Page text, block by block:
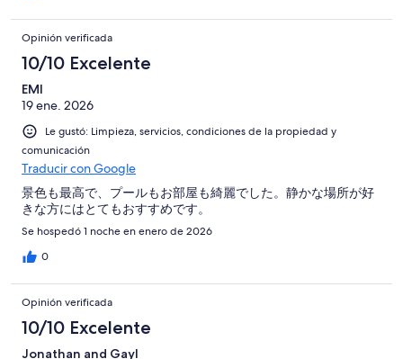
Opinión verificada
10/10 Excelente
EMI
19 ene. 2026
Le gustó: Limpieza, servicios, condiciones de la propiedad y
comunicación
Traducir con Google
景色も最高で、プールもお部屋も綺麗でした。静かな場所が好
きな方にはとてもおすすめです。
Se hospedó 1 noche en enero de 2026
0
Opinión verificada
10/10 Excelente
Jonathan and Gayl